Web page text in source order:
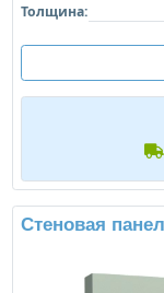
Толщина:
Стеновая